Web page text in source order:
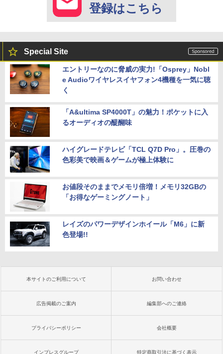
登録はこちら
Special Site
エントリーなのに脅威の実力!「Osprey」Nobl
e Audioワイヤレスイヤフォン4機種を一気に聴
く
「A&ultima SP4000T」の魅力！ポケットに入
るオーディオの醍醐味
ハイグレードテレビ「TCL Q7D Pro」。圧巻の
色彩美で映画＆ゲームが極上体験に
お値段そのままでメモリ倍増！メモリ32GBの
「お得なゲーミングノート」
レイズのパワーデザインホイール「M6」に新
色登場!!
本サイトのご利用について お問い合わせ
広告掲載のご案内 編集部へのご連絡
プライバシーポリシー 会社概要
インプレスグループ 特定商取引法に基づく表示